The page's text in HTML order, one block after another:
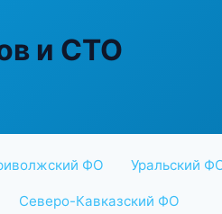
и СТО
ФО Уральский
Северо-Кавказский ФО